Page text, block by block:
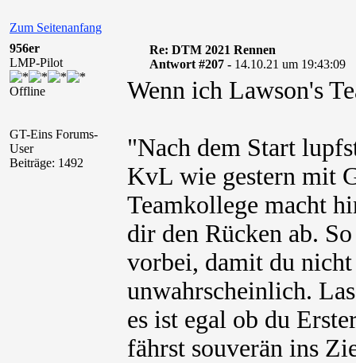
Zum Seitenanfang
956er
LMP-Pilot
Offline
GT-Eins Forums-
User
Beiträge: 1492
Re: DTM 2021 Rennen
Antwort #207 - 14.10.21 um 19:43:09
Wenn ich Lawson's
"Nach dem Start
KvL wie gestern mit
Teamkollege macht
dir den Rücken ab.
vorbei, damit du
unwahrscheinlich.
es ist egal ob du
fährst souverän ins